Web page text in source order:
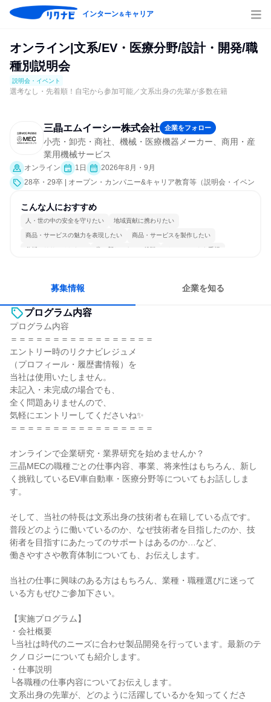
インターン＆キャリア
オンライン|文系/EV・医療分野/設計・開発/職
種別説明会
説明会・イベント
選考なし・先着順！自宅から参加可能／文系出身の先輩が多数在籍
三晶エムイーシー株式会社 企業をフォロー
小売・卸売・商社、機械・医療機器メーカー、商用・産
業用機械サービス
オンライン 1日
2026年8月・9月
28卒・29卒 | オープン・カンパニー&キャリア教育等（説明会・イベン
こんな人におすすめ
人・世の中の安全を守りたい 地域貢献に携わりたい
商品・サービスの魅力を表現したい 商品・サービスを製作したい
分析・リサーチしたい 常に新しいものに挑戦 チームワークを重視
募集情報 企業を知る
プログラム内容
プログラム内容
＝＝＝＝＝＝＝＝＝＝＝＝＝＝＝＝＝
エントリー時のリクナビレジュメ
（プロフィール・履歴書情報）を
当社は使用いたしません。
未記入・未完成の場合でも、
全く問題ありませんので、
気軽にエントリーしてくださいね✨
＝＝＝＝＝＝＝＝＝＝＝＝＝＝＝＝＝
オンラインで企業研究・業界研究を始めませんか？
三晶MECの職種ごとの仕事内容、事業、将来性はもちろん、新し
く挑戦しているEV車自動車・医療分野等についてもお話ししま
す。
そして、当社の特長は文系出身の技術者も在籍している点です。
普段どのように働いているのか、なぜ技術者を目指したのか、技
術者を目指すにあたってのサポートはあるのか…など、
働きやすさや教育体制についても、お伝えします。
当社の仕事に興味のある方はもちろん、業種・職種選びに迷って
いる方もぜひご参加下さい。
【実施プログラム】
・会社概要
└当社は時代のニーズに合わせ製品開発を行っています。最新のテ
クノロジーについても紹介します。
・仕事説明
└各職種の仕事内容についてお伝えします。
文系出身の先輩が、どのように活躍しているかを知ってくださ